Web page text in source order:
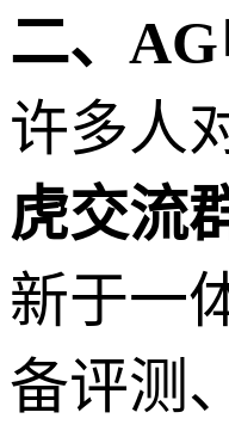
二、
许多人
虎交流
新于一
备评测